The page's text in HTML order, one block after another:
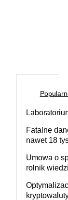
Fatalne
nawet 18
Umowa o
rolnik